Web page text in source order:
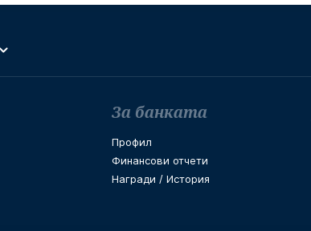
За банката
Профил
Финансови отчети
Награди / История